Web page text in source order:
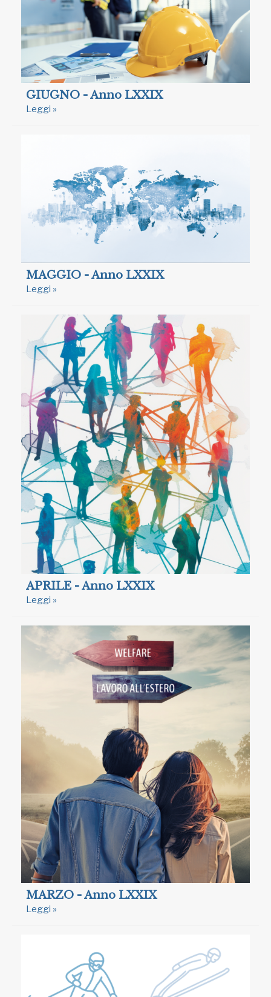
GIUGNO - Anno LXXIX
Leggi »
MAGGIO - Anno LXXIX
Leggi »
APRILE - Anno LXXIX
Leggi »
MARZO - Anno LXXIX
Leggi »